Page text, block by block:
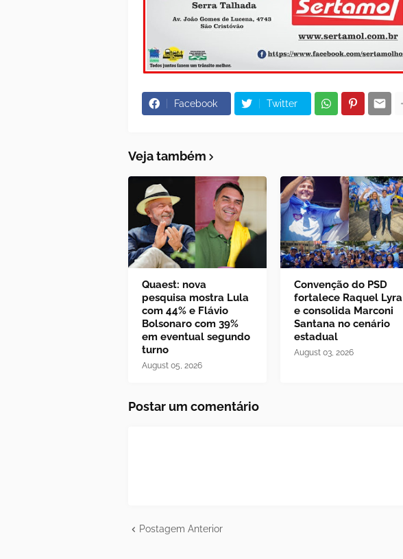
Facebook Twitter
Veja também
Quaest: nova
pesquisa mostra Lula
com 44% e Flávio
Bolsonaro com 39%
em eventual segundo
turno
August 05, 2026
Convenção do PSD
fortalece Raquel Lyra
e consolida Marconi
Santana no cenário
estadual
August 03, 2026
Postar um comentário
Postagem Anterior